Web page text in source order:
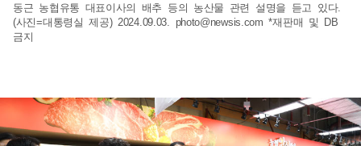
동근 농협유통 대표이사의 배추 등의 농산물 관련 설명을 듣고 있다.
(사진=대통령실 제공) 2024.09.03. photo@newsis.com *재판매 및 DB
금지